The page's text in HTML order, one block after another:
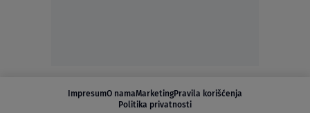
ImpresumO namaMarketingPravila korišćenja
Politika privatnosti